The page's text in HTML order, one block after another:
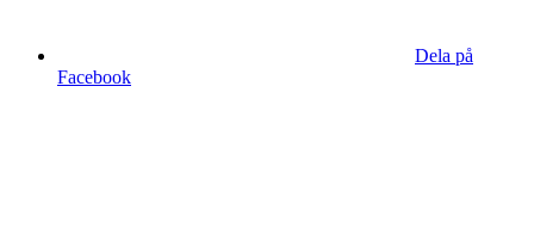
Dela på
Facebook